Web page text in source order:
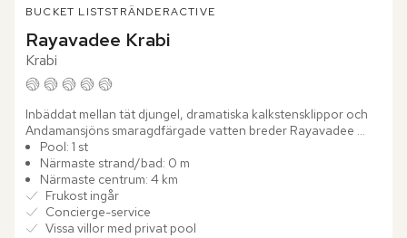
BUCKET LISTSTRÄNDERACTIVE
Rayavadee Krabi
Krabi
Inbäddat mellan tät djungel, dramatiska kalkstensklippor och
Andamansjöns smaragdfärgade vatten breder Rayavadee
Krabi ut sig som en rofylld tillflyktsort på Phrananghalvön....
Pool: 1 st
Närmaste strand/bad: 0 m
Närmaste centrum: 4 km
Frukost ingår
Concierge-service
Vissa villor med privat pool